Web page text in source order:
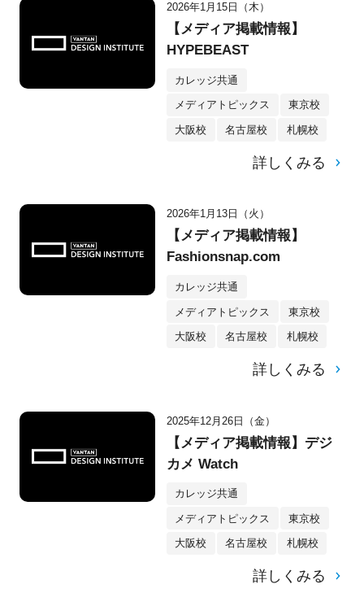
2026年1月15日（木）
【メディア掲載情報】
HYPEBEAST
カレッジ共通
メディアトピックス 東京校
大阪校 名古屋校 札幌校
詳しくみる
2026年1月13日（火）
【メディア掲載情報】
Fashionsnap.com
カレッジ共通
メディアトピックス 東京校
大阪校 名古屋校 札幌校
詳しくみる
2025年12月26日（金）
【メディア掲載情報】デジ
カメ Watch
カレッジ共通
メディアトピックス 東京校
大阪校 名古屋校 札幌校
詳しくみる